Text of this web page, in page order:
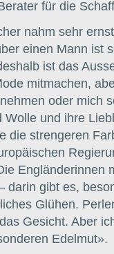
für die
nahm sehr
einen Mann ist
ist das
mitmachen,
oder mich
Wolle und ihre
die strengeren
Engländerinnen
darin gibt es,
Glühen.
Gesicht. Aber
Edelmut».